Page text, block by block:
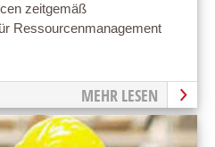
zeitgemäß
Ressourcenmanagement
MEHR LESEN